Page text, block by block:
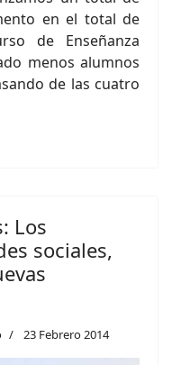
en el total de
de Enseñanza
menos alumnos
de las cuatro
Los
sociales,
23 Febrero 2014